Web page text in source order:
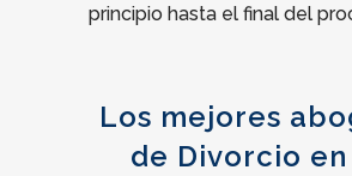
principio hasta el final del
Los mejores
de Divorcio en